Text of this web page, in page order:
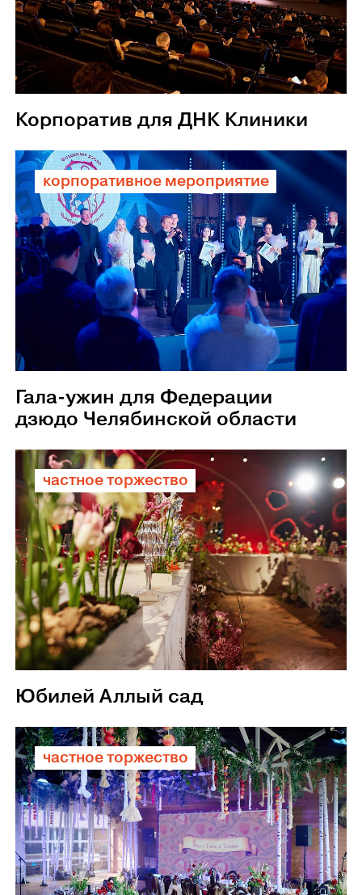
Корпоратив для ДНК Клиники
корпоративное мероприятие
Гала-ужин для Федерации
дзюдо Челябинской области
частное торжество
Юбилей Аллый сад
частное торжество